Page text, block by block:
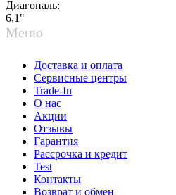
Диагональ:
6,1"
Меню
Доставка и оплата
Сервисные центры
Trade-In
О нас
Акции
Отзывы
Гарантия
Рассрочка и кредит
Test
Контакты
Возврат и обмен